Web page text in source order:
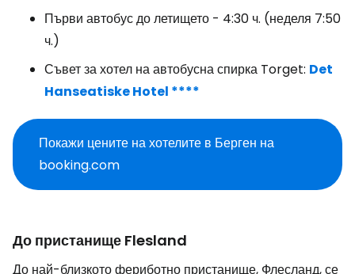
Първи автобус до летището - 4:30 ч. (неделя 7:50
ч.)
Съвет за хотел на автобусна спирка Torget: Det
Hanseatiske Hotel ****
Покажи цените на хотелите в Берген на
booking.com
До пристанище Flesland
До най-близкото фериботно пристанище, Флесланд, се